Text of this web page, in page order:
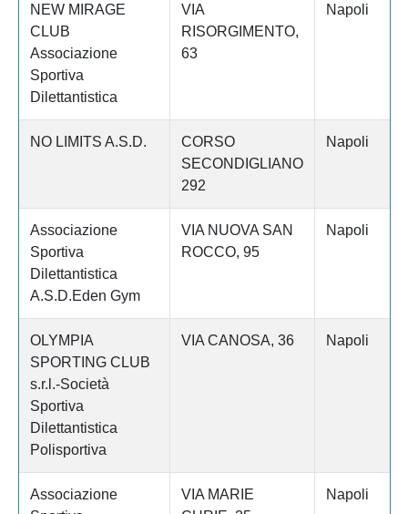
NEW MIRAGE
CLUB
Associazione
Sportiva
Dilettantistica
VIA
RISORGIMENTO,
63
Napoli
NO LIMITS A.S.D.
CORSO
SECONDIGLIANO
292
Napoli
Associazione
Sportiva
Dilettantistica
A.S.D.Eden Gym
VIA NUOVA SAN
ROCCO, 95
Napoli
OLYMPIA
SPORTING CLUB
s.r.l.-Società
Sportiva
Dilettantistica
Polisportiva
VIA CANOSA, 36 Napoli
Associazione
VIA MARIE
Napoli